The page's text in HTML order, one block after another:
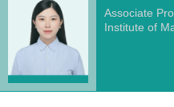
Associate
Institute of